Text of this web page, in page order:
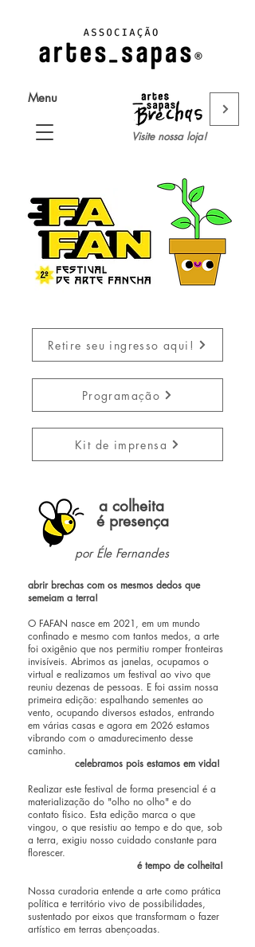
Menu
Visite nossa loja!
Retire seu ingresso aqui!
Programação
Kit de imprensa
a colheita
é presença
por Éle Fernandes
abrir brechas com os mesmos dedos que
semeiam a terra!
O FAFAN nasce em 2021, em um mundo
confinado e mesmo com tantos medos, a arte
foi oxigênio que nos permitiu romper fronteiras
invisíveis. Abrimos as janelas, ocupamos o
virtual e realizamos um festival ao vivo que
reuniu dezenas de pessoas. E foi assim nossa
primeira edição: espalhando sementes ao
vento, ocupando diversos estados, entrando
em várias casas e agora em 2026 estamos
vibrando com o amadurecimento desse
caminho.
celebramos pois estamos em vida!
Realizar este festival de forma presencial é a
materialização do "olho no olho" e do
contato físico. Esta edição marca o que
vingou, o que resistiu ao tempo e do que, sob
a terra, exigiu nosso cuidado constante para
florescer.
é tempo de colheita!
Nossa curadoria entende a arte como prática
política e território vivo de possibilidades,
sustentado por eixos que transformam o fazer
artístico em terras abençoadas.